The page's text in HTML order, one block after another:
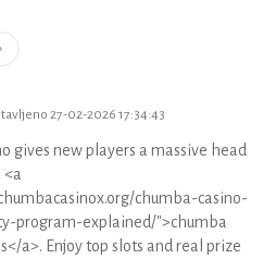
27-02-2026 17:34:43
gives new players a massive head
chumba-casino-
program-explained/">chumba
a>. Enjoy top slots and real prize